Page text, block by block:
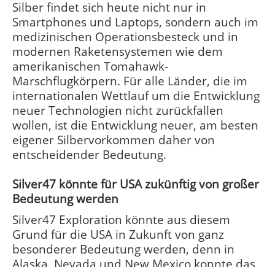
Silber findet sich heute nicht nur in
Smartphones und Laptops, sondern auch im
medizinischen Operationsbesteck und in
modernen Raketensystemen wie dem
amerikanischen Tomahawk-
Marschflugkörpern. Für alle Länder, die im
internationalen Wettlauf um die Entwicklung
neuer Technologien nicht zurückfallen
wollen, ist die Entwicklung neuer, am besten
eigener Silbervorkommen daher von
entscheidender Bedeutung.
Silver47 könnte für USA zukünftig von großer
Bedeutung werden
Silver47 Exploration könnte aus diesem
Grund für die USA in Zukunft von ganz
besonderer Bedeutung werden, denn in